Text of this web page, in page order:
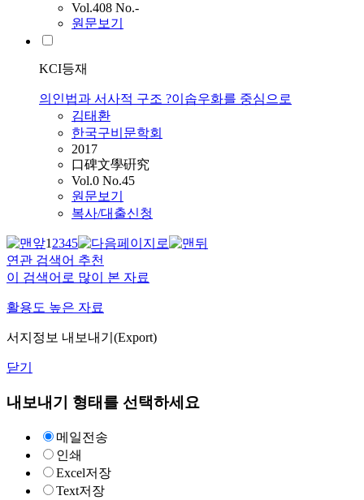
Vol.408 No.-
원문보기
KCI등재
의인법과 서사적 구조 ?이솝우화를 중심으로
김태환
한국구비문학회
2017
口碑文學硏究
Vol.0 No.45
원문보기
복사/대출신청
12345
연관 검색어 추천
이 검색어로 많이 본 자료
활용도 높은 자료
서지정보 내보내기(Export)
닫기
내보내기 형태를 선택하세요
메일전송
인쇄
Excel저장
Text저장